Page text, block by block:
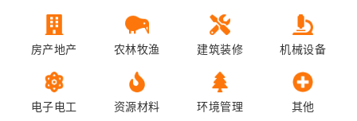
房产地产 农林牧渔 建筑装修 机械设备
电子电工 资源材料 环境管理 其他